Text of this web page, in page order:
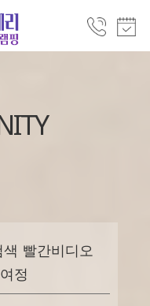
색 빨간비디오
정